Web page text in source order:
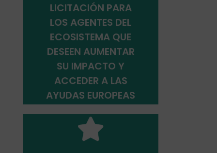
LICITACIÓN PARA
LOS AGENTES DEL
ECOSISTEMA QUE
DESEEN AUMENTAR
SU IMPACTO Y
ACCEDER A LAS
AYUDAS EUROPEAS
Presentar solicitud